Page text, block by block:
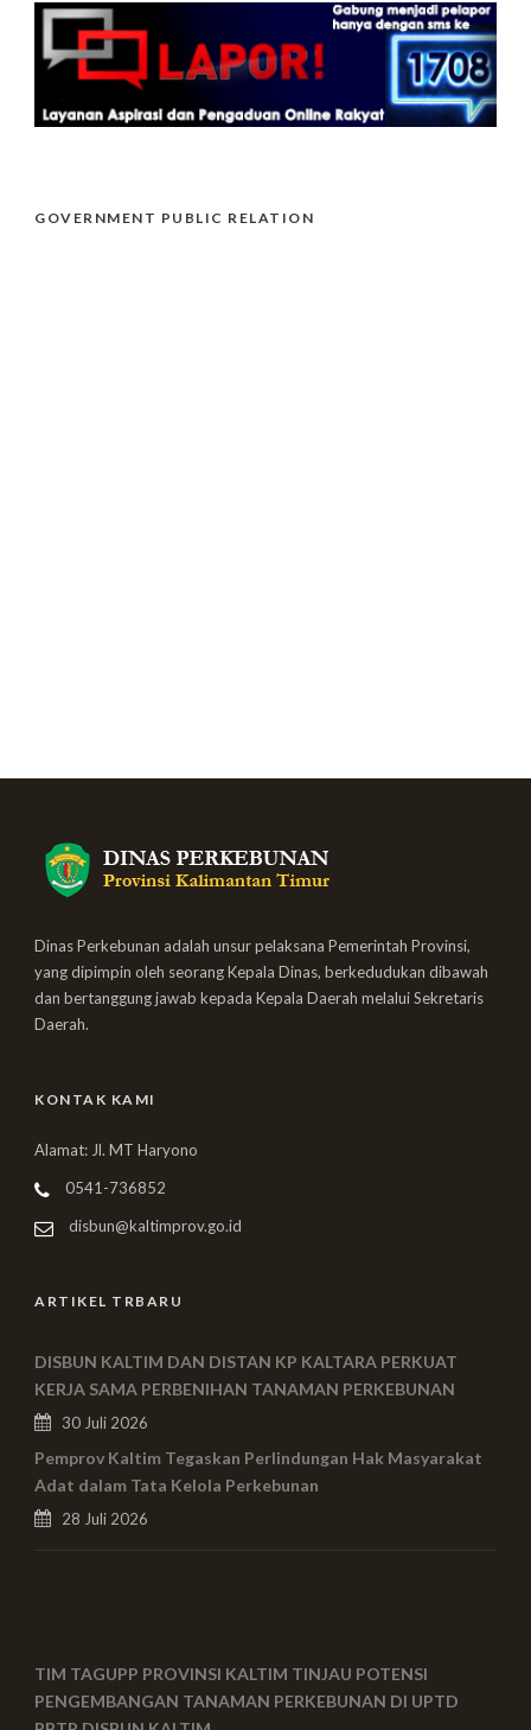
GOVERNMENT PUBLIC RELATION
Dinas Perkebunan adalah unsur pelaksana Pemerintah Provinsi,
yang dipimpin oleh seorang Kepala Dinas, berkedudukan dibawah
dan bertanggung jawab kepada Kepala Daerah melalui Sekretaris
Daerah.
KONTAK KAMI
Alamat: Jl. MT Haryono
0541-736852
disbun@kaltimprov.go.id
ARTIKEL TRBARU
DISBUN KALTIM DAN DISTAN KP KALTARA PERKUAT
KERJA SAMA PERBENIHAN TANAMAN PERKEBUNAN
30 Juli 2026
Pemprov Kaltim Tegaskan Perlindungan Hak Masyarakat
Adat dalam Tata Kelola Perkebunan
28 Juli 2026
TIM TAGUPP PROVINSI KALTIM TINJAU POTENSI
PENGEMBANGAN TANAMAN PERKEBUNAN DI UPTD